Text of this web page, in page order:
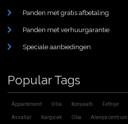
Panden met gratis afbetaling
Panden met verhuurgarantie
Speciale aanbiedingen
Popular Tags
Appartement Villa Konyaaltı Fethiye
Avsallar Kargıcak Oba Alanya centrum